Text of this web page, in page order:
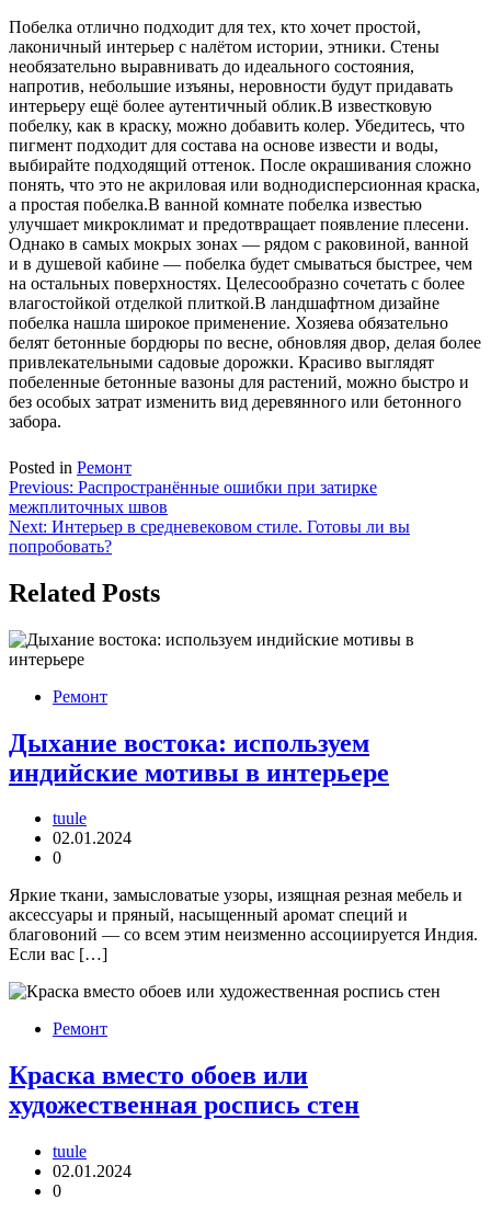
Побелка отлично подходит для тех, кто хочет простой,
лаконичный интерьер с налётом истории, этники. Стены
необязательно выравнивать до идеального состояния,
напротив, небольшие изъяны, неровности будут придавать
интерьеру ещё более аутентичный облик.В известковую
побелку, как в краску, можно добавить колер. Убедитесь, что
пигмент подходит для состава на основе извести и воды,
выбирайте подходящий оттенок. После окрашивания сложно
понять, что это не акриловая или воднодисперсионная краска,
а простая побелка.В ванной комнате побелка известью
улучшает микроклимат и предотвращает появление плесени.
Однако в самых мокрых зонах — рядом с раковиной, ванной
и в душевой кабине — побелка будет смываться быстрее, чем
на остальных поверхностях. Целесообразно сочетать с более
влагостойкой отделкой плиткой.В ландшафтном дизайне
побелка нашла широкое применение. Хозяева обязательно
белят бетонные бордюры по весне, обновляя двор, делая более
привлекательными садовые дорожки. Красиво выглядят
побеленные бетонные вазоны для растений, можно быстро и
без особых затрат изменить вид деревянного или бетонного
забора.
Posted in Ремонт
Навигация
по
записям
Previous: Распространённые ошибки при затирке
межплиточных швов
Next: Интерьер в средневековом стиле. Готовы ли вы
попробовать?
Related Posts
Ремонт
Дыхание востока: используем
индийские мотивы в интерьере
tuule
02.01.2024
0
Яркие ткани, замысловатые узоры, изящная резная мебель и
аксессуары и пряный, насыщенный аромат специй и
благовоний — со всем этим неизменно ассоциируется Индия.
Если вас […]
Ремонт
Краска вместо обоев или
художественная роспись стен
tuule
02.01.2024
0